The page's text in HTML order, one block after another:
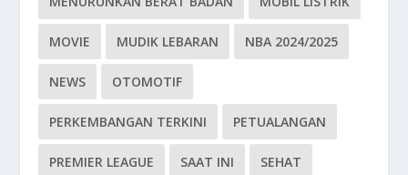
MOVIE MUDIK LEBARAN NBA 2024/2025
NEWS OTOMOTIF
PERKEMBANGAN TERKINI PETUALANGAN
PREMIER LEAGUE SAAT INI SEHAT